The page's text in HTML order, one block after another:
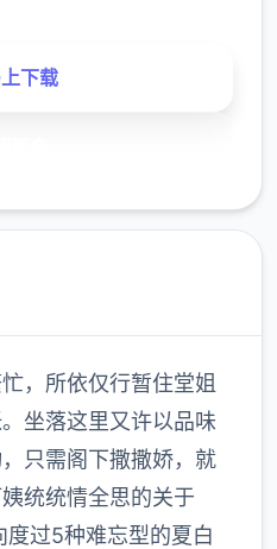
下载
，所依仅行暂住堂姐
坐落这里又许以品味
只需阁下撒撒娇，就
统统情全思的关于
过5种难忘型的夏白